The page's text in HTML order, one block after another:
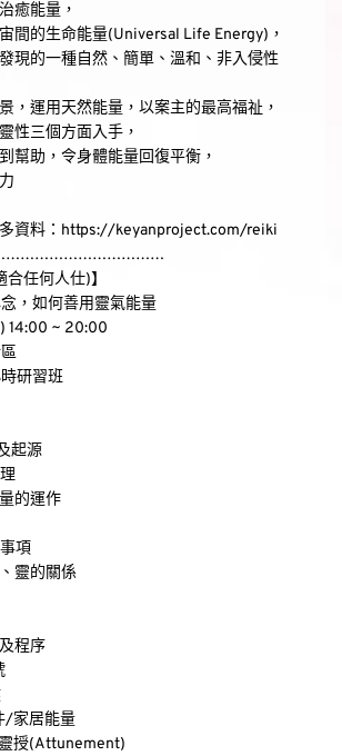
癒能量，
間的生命能量(Universal Life Energy)，
現的一種自然、簡單、溫和、非入侵性
，運用天然能量，以案主的最高福祉，
性三個方面入手，
幫助，令身體能量回復平衡，
資料：https://keyanproject.com/reiki
合任何人仕)】
，如何善用靈氣能量
14:00 ~ 20:00
研習班
起源
的運作
項
靈的關係
程序
/家居能量
授(Attunement)